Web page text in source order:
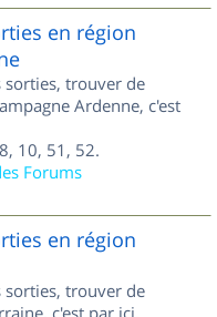
en région
sorties, trouver de
Ardenne, c'est
10, 51, 52.
Forums
en région
sorties, trouver de
c'est par ici.